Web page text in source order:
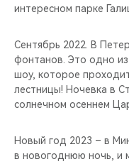
интересном парке
Сентябрь 2022. В
фонтанов. Это одно из
шоу, которое
лестницы! Ночевка в
солнечном осеннем
Новый год 2023 – в
в новогоднюю ночь, и